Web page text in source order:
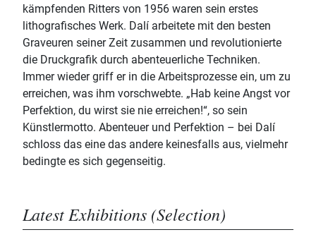
kämpfenden Ritters von 1956 waren sein erstes
lithografisches Werk. Dalí arbeitete mit den besten
Graveuren seiner Zeit zusammen und revolutionierte
die Druckgrafik durch abenteuerliche Techniken.
Immer wieder griff er in die Arbeitsprozesse ein, um zu
erreichen, was ihm vorschwebte. „Hab keine Angst vor
Perfektion, du wirst sie nie erreichen!“, so sein
Künstlermotto. Abenteuer und Perfektion – bei Dalí
schloss das eine das andere keinesfalls aus, vielmehr
bedingte es sich gegenseitig.
Latest Exhibitions (Selection)